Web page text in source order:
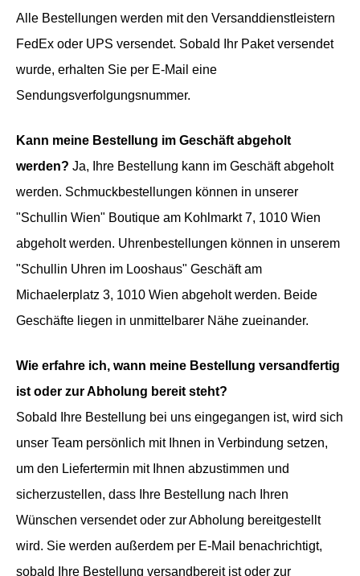
Alle Bestellungen werden mit den Versanddienstleistern
FedEx oder UPS versendet. Sobald Ihr Paket versendet
wurde, erhalten Sie per E-Mail eine
Sendungsverfolgungsnummer.
Kann meine Bestellung im Geschäft abgeholt
werden? Ja, Ihre Bestellung kann im Geschäft abgeholt
werden. Schmuckbestellungen können in unserer
"Schullin Wien" Boutique am Kohlmarkt 7, 1010 Wien
abgeholt werden. Uhrenbestellungen können in unserem
"Schullin Uhren im Looshaus" Geschäft am
Michaelerplatz 3, 1010 Wien abgeholt werden. Beide
Geschäfte liegen in unmittelbarer Nähe zueinander.
Wie erfahre ich, wann meine Bestellung versandfertig
ist oder zur Abholung bereit steht?
Sobald Ihre Bestellung bei uns eingegangen ist, wird sich
unser Team persönlich mit Ihnen in Verbindung setzen,
um den Liefertermin mit Ihnen abzustimmen und
sicherzustellen, dass Ihre Bestellung nach Ihren
Wünschen versendet oder zur Abholung bereitgestellt
wird. Sie werden außerdem per E-Mail benachrichtigt,
sobald Ihre Bestellung versandbereit ist oder zur